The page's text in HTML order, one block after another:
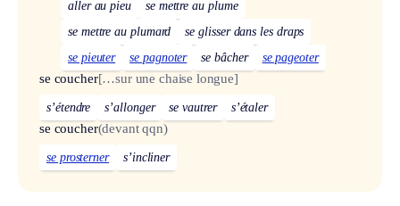
aller au pieu
se mettre au plume
se mettre au plumard
se glisser dans les draps
se pieuter
se pagnoter se bâcher se pageoter
se coucher[…sur une chaise longue]
s’étendre s’allonger se vautrer s’étaler
se coucher(devant qqn)
se prosterner s’incliner